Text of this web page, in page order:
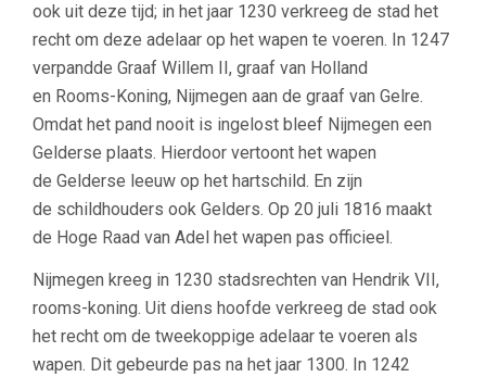
ook uit deze tijd; in het jaar 1230 verkreeg de stad het
recht om deze adelaar op het wapen te voeren. In 1247
verpandde Graaf Willem II, graaf van Holland
en Rooms-Koning, Nijmegen aan de graaf van Gelre.
Omdat het pand nooit is ingelost bleef Nijmegen een
Gelderse plaats. Hierdoor vertoont het wapen
de Gelderse leeuw op het hartschild. En zijn
de schildhouders ook Gelders. Op 20 juli 1816 maakt
de Hoge Raad van Adel het wapen pas officieel.
Nijmegen kreeg in 1230 stadsrechten van Hendrik VII,
rooms-koning. Uit diens hoofde verkreeg de stad ook
het recht om de tweekoppige adelaar te voeren als
wapen. Dit gebeurde pas na het jaar 1300. In 1242